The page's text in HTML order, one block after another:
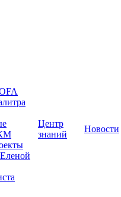
Центр
знаний
Новости